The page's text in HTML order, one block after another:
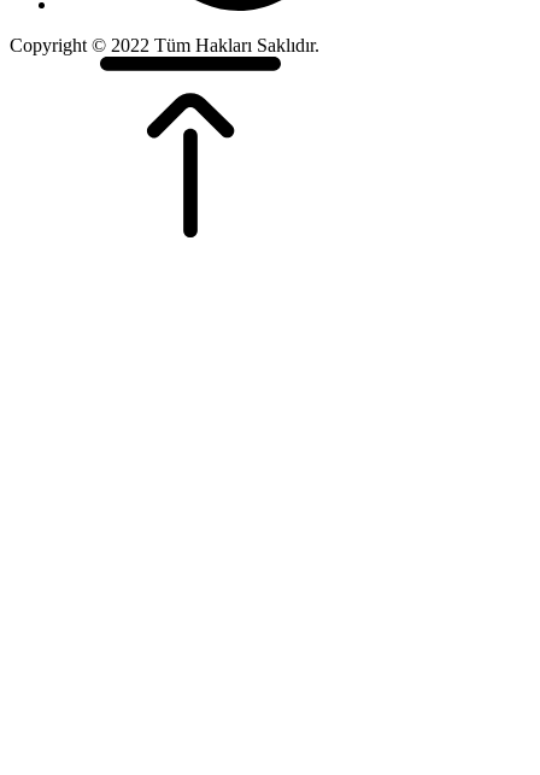
Copyright © 2022 Tüm Hakları Saklıdır.